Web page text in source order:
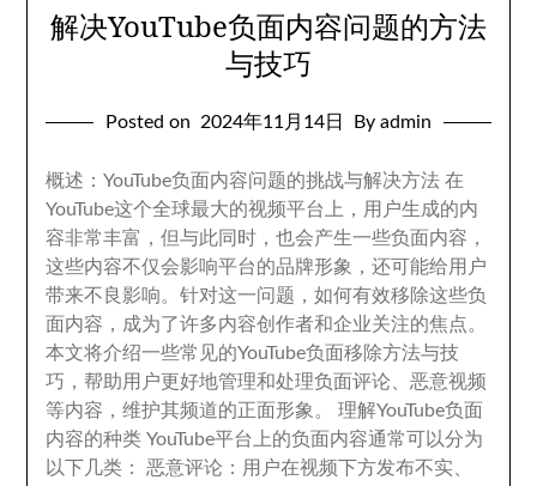
解决YouTube负面内容问题的方法
与技巧
Posted on 2024年11月14日 By admin
概述 ：YouTube负面内容问题的挑战与解决方法 在
YouTube这个全球最大的视频平台上 ， 用户生成的内
容非常丰富 ，但与此同时 ，也会产生一些负面内容 ，
这些内容不仅会影响平台的品牌形象 ，还可能给用户
带来不良影响。针对这一问题 ，如何有效移除这些负
面内容 ， 成为了许多内容创作者和企业关注的焦点。
本文将介绍一些常见的YouTube负面移除方法与技
巧 ，帮助用户更好地管理和处理负面评论 、恶意视频
等内容 ，维护其频道的正面形象 。理解YouTube负面
内容的种类 YouTube平台上的负面内容通常可以分为
以下几类 ：恶意评论 ： 用户在视频下方发布不实